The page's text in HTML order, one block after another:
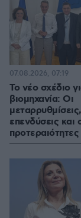
Το νέο σχέδιο
βιομηχανία: Οι
επενδύσεις και
προτεραιότητες
07.08.2026, 07:19